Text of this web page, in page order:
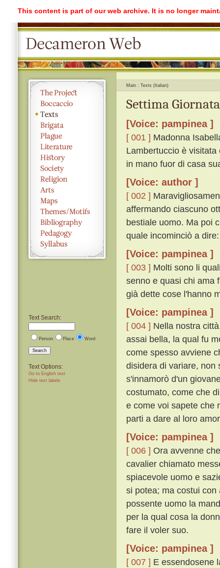
This content is part of our web archive. It is no longer
Text Search:
Person Place Word
Search
Text Options:
Go to English text
Hide text labels
Main Texts (Italian)
Settima
[Voice: pampinea ]
[ 001 ] Madonna
Lambertuccio è
in mano fuor di casa
[Voice: author ]
[ 002 ]
affermando ciascuno
bestiale uomo. Ma poi
quale incominciò a dire:
[Voice: pampinea ]
[ 003 ] Molti sono li
senno e quasi chi ama
già dette cose l'hanno
[Voice: pampinea ]
[ 004 ] Nella nostra
assai bella, la qual fu
come spesso avviene
disidera di variare, non
s'innamorò d'un
costumato, come che
e come voi sapete che
parti a dare al loro
[Voice: pampinea ]
[ 006 ] Ora avvenne
cavalier chiamato
spiacevole uomo e
si potea; ma costui
possente uomo la
per la qual cosa la
fare il voler suo.
[Voice: pampinea ]
[ 007 ] E essendosene